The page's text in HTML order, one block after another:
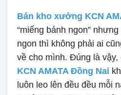
Bán kho xưởng KCN
“miếng bánh ngon”
ngon thì không phải ai
về cho mình. Đúng là vậy,
KCN AMATA Đồng Nai
luôn leo lên đều đều mỗi